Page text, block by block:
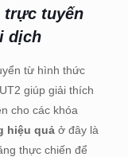
trực tuyến
dịch
từ hình thức
giúp giải thích
cho các khóa
hiệu quảở đây là
thực chiến để